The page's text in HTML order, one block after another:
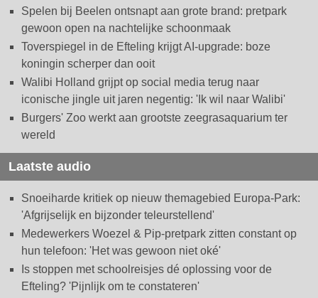
Spelen bij Beelen ontsnapt aan grote brand: pretpark
gewoon open na nachtelijke schoonmaak
Toverspiegel in de Efteling krijgt AI-upgrade: boze
koningin scherper dan ooit
Walibi Holland grijpt op social media terug naar
iconische jingle uit jaren negentig: 'Ik wil naar Walibi'
Burgers' Zoo werkt aan grootste zeegrasaquarium ter
wereld
Laatste audio
Snoeiharde kritiek op nieuw themagebied Europa-Park:
'Afgrijselijk en bijzonder teleurstellend'
Medewerkers Woezel & Pip-pretpark zitten constant op
hun telefoon: 'Het was gewoon niet oké'
Is stoppen met schoolreisjes dé oplossing voor de
Efteling? 'Pijnlijk om te constateren'